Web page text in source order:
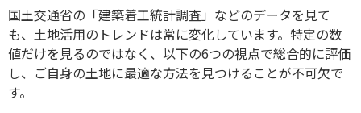
国土交通省の「建築着工統計調査」などのデータを見て
も、土地活用のトレンドは常に変化しています。特定の数
値だけを見るのではなく、以下の6つの視点で総合的に評価
し、ご自身の土地に最適な方法を見つけることが不可欠で
す。